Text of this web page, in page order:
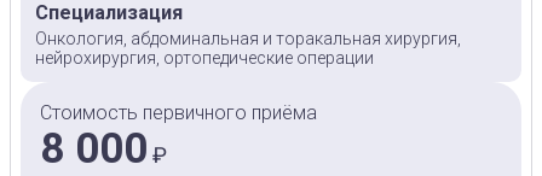
Специализация
Онкология, абдоминальная и торакальная хирургия,
нейрохирургия, ортопедические операции
Стоимость первичного приёма
8 000 ₽